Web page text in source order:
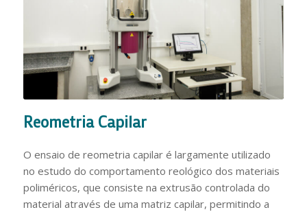
Reometria Capilar
O ensaio de reometria capilar é largamente utilizado
no estudo do comportamento reológico dos materiais
poliméricos, que consiste na extrusão controlada do
material através de uma matriz capilar, permitindo a